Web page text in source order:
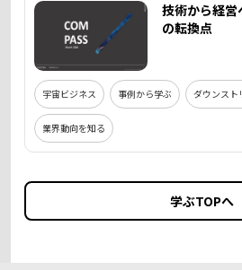
技術から経
の転換点
宇宙ビジネス 事例から学ぶ ダウンスト
業界動向を知る
学ぶTOPへ